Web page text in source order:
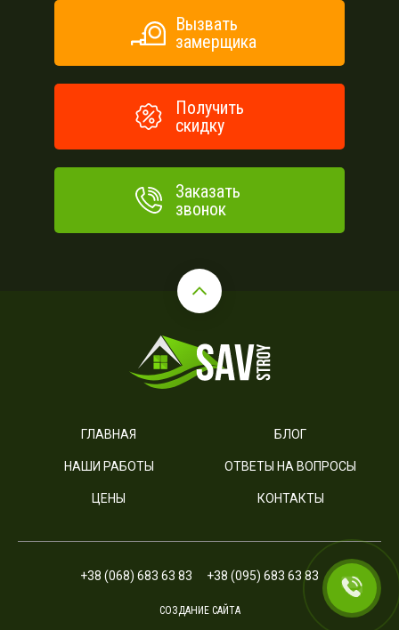
Вызвать
замерщика
Получить
скидку
Заказать
звонок
ГЛАВНАЯ
НАШИ РАБОТЫ
ЦЕНЫ
БЛОГ
ОТВЕТЫ НА ВОПРОСЫ
КОНТАКТЫ
+38 (068) 683 63 83 +38 (095) 683 63 83
СОЗДАНИЕ САЙТА